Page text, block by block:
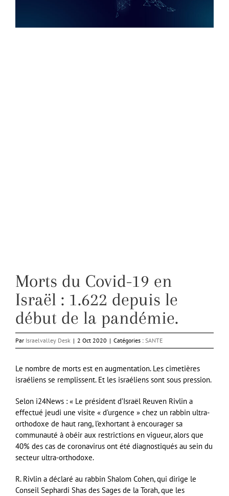
Morts du Covid-19 en
Israël : 1.622 depuis le
début de la pandémie.
Par Israelvalley Desk | 2 Oct 2020 | Catégories : SANTE
Le nombre de morts est en augmentation. Les cimetières
israéliens se remplissent. Et les israéliens sont sous pression.
Selon i24News : « Le président d’Israël Reuven Rivlin a
effectué jeudi une visite « d’urgence » chez un rabbin ultra-
orthodoxe de haut rang, l’exhortant à encourager sa
communauté à obéir aux restrictions en vigueur, alors que
40% des cas de coronavirus ont été diagnostiqués au sein du
secteur ultra-orthodoxe.
R. Rivlin a déclaré au rabbin Shalom Cohen, qui dirige le
Conseil Sephardi Shas des Sages de la Torah, que les